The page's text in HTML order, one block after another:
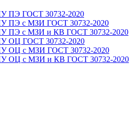
ПЭ ГОСТ 30732-2020
ПЭ с МЗИ ГОСТ 30732-2020
ПЭ с МЗИ и КВ ГОСТ 30732-2020
ОЦ ГОСТ 30732-2020
ОЦ с МЗИ ГОСТ 30732-2020
ОЦ с МЗИ и КВ ГОСТ 30732-2020